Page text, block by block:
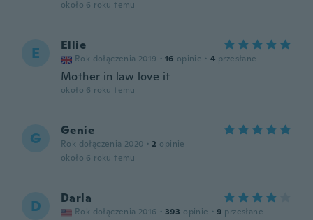
około 6 roku temu
E Ellie
Rok dołączenia 2019 · 16 opinie · 4 przesłane
Mother in law love it
około 6 roku temu
G Genie
Rok dołączenia 2020 · 2 opinie
około 6 roku temu
D Darla
Rok dołączenia 2016 · 393 opinie · 9 przesłane